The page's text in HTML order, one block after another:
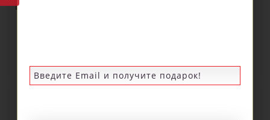
Euroboor HSS длина